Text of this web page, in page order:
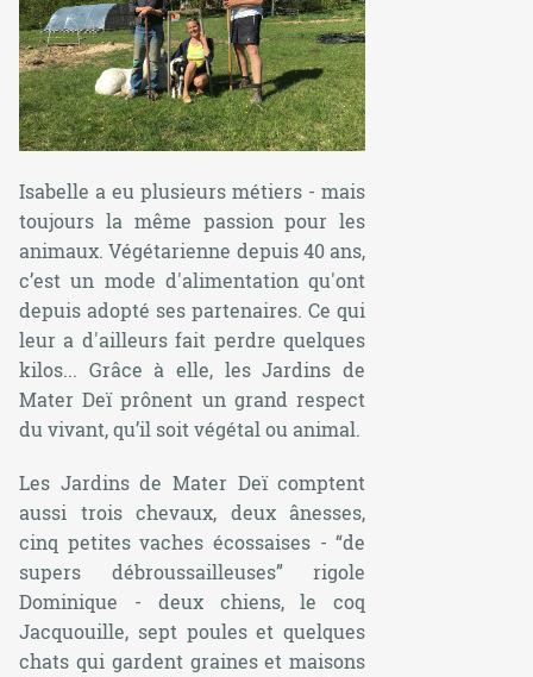
Isabelle a eu plusieurs métiers - mais
toujours la même passion pour les
animaux. Végétarienne depuis 40 ans,
c’est un mode d'alimentation qu'ont
depuis adopté ses partenaires. Ce qui
leur a d'ailleurs fait perdre quelques
kilos... Grâce à elle, les Jardins de
Mater Deï prônent un grand respect
du vivant, qu’il soit végétal ou animal.
Les Jardins de Mater Deï comptent
aussi trois chevaux, deux ânesses,
cinq petites vaches écossaises - “de
supers débroussailleuses” rigole
Dominique - deux chiens, le coq
Jacquouille, sept poules et quelques
chats qui gardent graines et maisons